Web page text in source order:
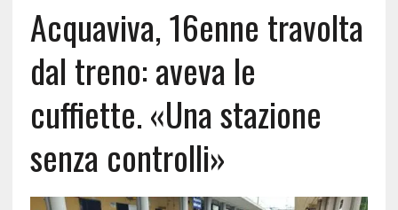
Acquaviva, 16enne travolta
dal treno: aveva le
cuffiette. «Una stazione
senza controlli»